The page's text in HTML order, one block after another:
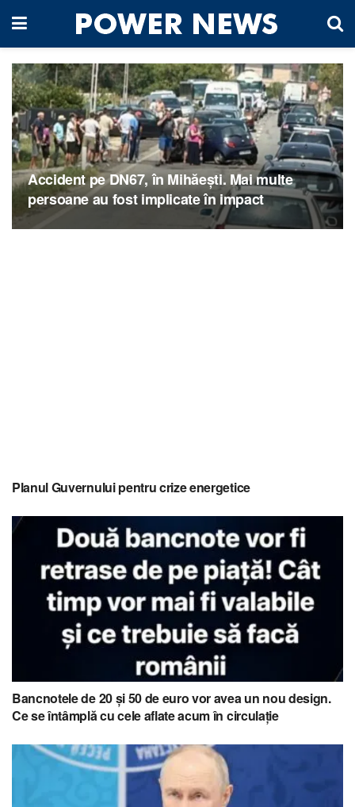
Accident pe DN67, în Mihăești. Mai multe
persoane au fost implicate în impact
Planul Guvernului pentru crize energetice
Bancnotele de 20 și 50 de euro vor avea un nou design.
Ce se întâmplă cu cele aflate acum în circulație